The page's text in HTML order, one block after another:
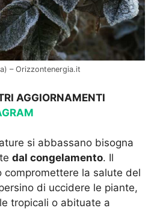
– Orizzontenergia.it
AGGIORNAMENTI
si abbassano bisogna
dal congelamento. Il
la salute del
di uccidere le piante,
tropicali o abituate a